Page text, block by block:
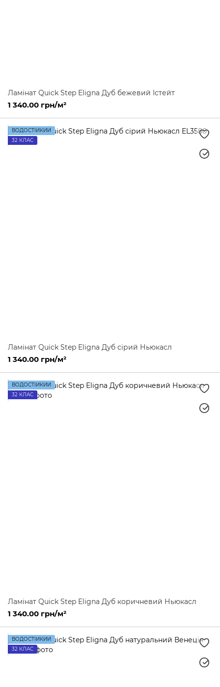
Ламінат Quick Step Eligna Дуб бежевий Істейт
1 340.00 грн/м²
ВОДОСТІЙКИЙ
32 КЛАС
Ламінат Quick Step Eligna Дуб сірий Ньюкасл
1 340.00 грн/м²
ВОДОСТІЙКИЙ
32 КЛАС
Ламінат Quick Step Eligna Дуб коричневий Ньюкасл
1 340.00 грн/м²
ВОДОСТІЙКИЙ
32 КЛАС